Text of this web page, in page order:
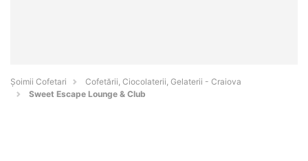
Șoimii Cofetari
Cofetării, Ciocolaterii, Gelaterii - Craiova
Sweet Escape Lounge & Club